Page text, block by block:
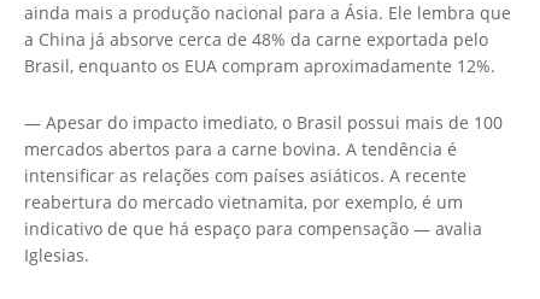
ainda mais a produção nacional para a Ásia. Ele lembra que
a China já absorve cerca de 48% da carne exportada pelo
Brasil, enquanto os EUA compram aproximadamente 12%.
— Apesar do impacto imediato, o Brasil possui mais de 100
mercados abertos para a carne bovina. A tendência é
intensificar as relações com países asiáticos. A recente
reabertura do mercado vietnamita, por exemplo, é um
indicativo de que há espaço para compensação — avalia
Iglesias.